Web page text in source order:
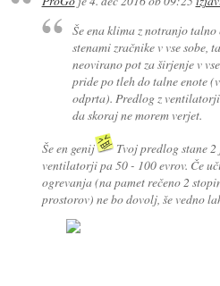
Še ena klima z notranjo talno
stenami zračnike v vse sobe,
neovirano pot za širjenje v
pride po tleh do talne enote
odprta). Predlog z ventilatorji
da skoraj ne morem verjet.
Še en genij
Tvoj predlog stane
ventilatorji pa 50 - 100 evrov. Če
ogrevanja (na pamet rečeno 2
prostorov) ne bo dovolj, še vedno